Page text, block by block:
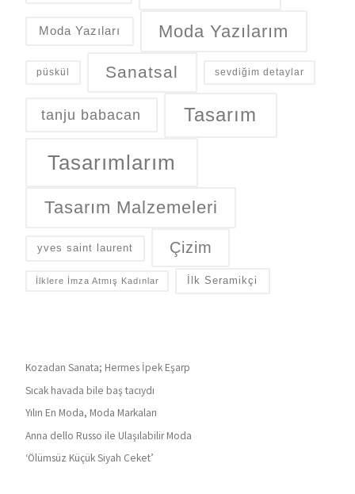
Moda Yazıları Moda Yazılarım
püskül Sanatsal sevdiğim detaylar
tanju babacan Tasarım
Tasarımlarım
Tasarım Malzemeleri
yves saint laurent Çizim
İlklere İmza Atmış Kadınlar İlk Seramikçi
Kozadan Sanata; Hermes İpek Eşarp
Sıcak havada bile baş tacıydı
Yılın En Moda, Moda Markaları
Anna dello Russo ile Ulaşılabilir Moda
‘Ölümsüz Küçük Siyah Ceket’